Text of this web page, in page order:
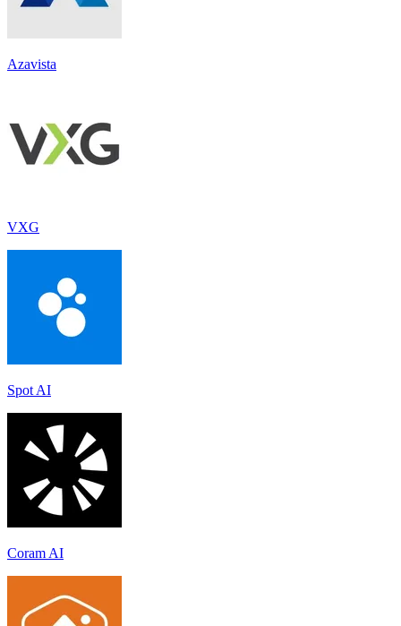
Azavista
VXG
Spot AI
Coram AI